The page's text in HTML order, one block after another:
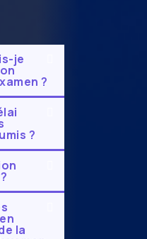
je
?
?
la